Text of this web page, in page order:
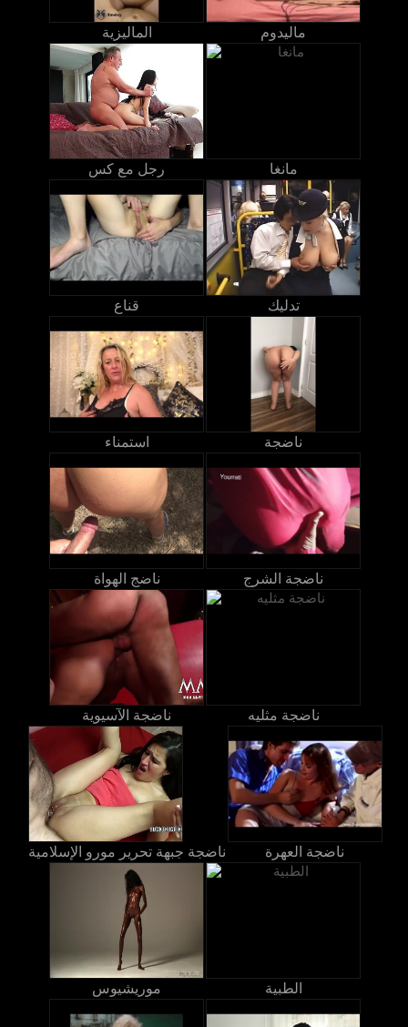
الماليزية ماليدوم
رجل مع كس مانغا
قناع تدليك
استمناء ناضجة
ناضج الهواة ناضجة الشرج
ناضجة الآسيوية ناضجة مثليه
ناضجة جبهة تحرير مورو الإسلامية ناضجة العهرة
موريشيوس الطبية